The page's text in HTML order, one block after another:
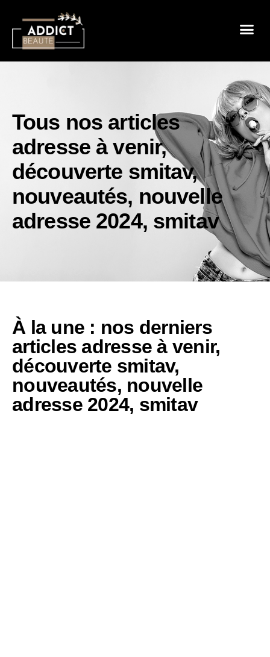
Tous nos articles
adresse à venir,
découverte smitav,
nouveautés, nouvelle
adresse 2024, smitav
À la une : nos derniers
articles adresse à venir,
découverte smitav,
nouveautés, nouvelle
adresse 2024, smitav